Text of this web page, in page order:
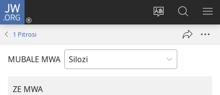
JW.ORG
Mu
Mukene
(opens
Mubate
Litaba
fa
1 Pitrosi
MUBALE MWA
ZE MWA